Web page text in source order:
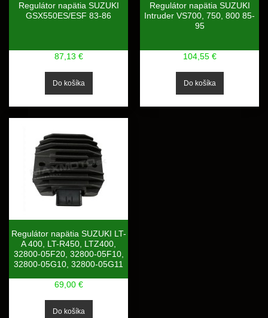
Regulátor napätia SUZUKI
GSX550ES/ESF 83-86
87,13 €
Regulátor napätia SUZUKI
Intruder VS700, 750, 800 85-
95
104,55 €
Regulátor napätia SUZUKI LT-
A 400, LT-R450, LTZ400,
32800-05F20, 32800-05F10,
32800-05G10, 32800-05G11
69,00 €